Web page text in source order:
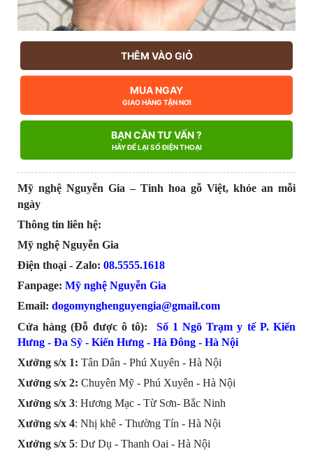
THÊM VÀO GIỎ
MUA NGAY
GIAO HÀNG TẬN NƠI
BẠN CẦN TƯ VẤN ?
HÃY ĐỂ LẠI SỐ ĐIỆN THOẠI
Mỹ nghệ Nguyễn Gia – Tinh hoa gỗ Việt, khỏe an mỗi
ngày
Thông tin liên hệ:
Mỹ nghệ Nguyễn Gia
Điện thoại - Zalo: 08.5555.1618
Fanpage: Mỹ nghệ Nguyễn Gia
Email: dogomynghenguyengia@gmail.com
Cửa hàng (Đỗ được ô tô):
Số 1 Ngõ Trạm y tế P. Kiến
Hưng - Đa Sỹ - Kiến Hưng - Hà Đông - Hà Nội
Xưởng s/x 1: Tân Dân - Phú Xuyên - Hà Nội
Xưởng s/x 2: Chuyên Mỹ - Phú Xuyên - Hà Nội
Xưởng s/x 3: Hương Mạc - Từ Sơn- Bắc Ninh
Xưởng s/x 4: Nhị khê - Thường Tín - Hà Nội
Xưởng s/x 5: Dư Dụ - Thanh Oai - Hà Nội